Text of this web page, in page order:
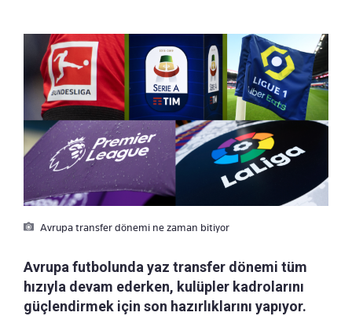
Avrupa transfer dönemi ne zaman bitiyor
Avrupa futbolunda yaz transfer dönemi tüm
hızıyla devam ederken, kulüpler kadrolarını
güçlendirmek için son hazırlıklarını yapıyor.